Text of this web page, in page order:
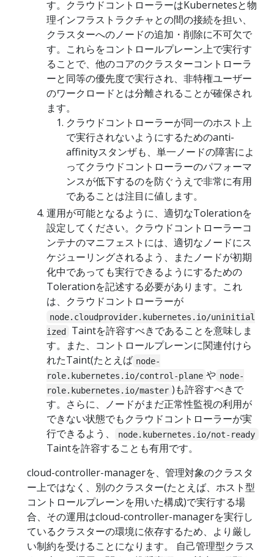
す。クラウドコントローラーはKubernetesと物
理インフラストラクチャとの間の接続を担い、
クラスターへのノードの追加・削除に不可欠で
す。これらをコントロールプレーン上で実行す
ることで、他のコアのクラスターコントローラ
ーと同等の優先度で実行され、非特権ユーザー
のワークロードとは分離されることが確保され
ます。
クラウドコントローラーが同一のホスト上
で実行されないようにするためのanti-
affinityスタンザも、単一ノードの障害によ
ってクラウドコントローラーのパフォーマ
ンスが低下するのを防ぐうえで非常に有用
であることは注目に値します。
運用が可能となるように、適切なTolerationを
設定してください。クラウドコントローラーコ
ンテナのマニフェストには、適切なノードにス
ケジューリングされるよう、またノードが初期
化中であっても実行できるようにするための
Tolerationを記述する必要があります。これ
は、クラウドコントローラーが
node.cloudprovider.kubernetes.io/uninitial
ized
Taintを許容すべきであることを意味しま
す。また、コントロールプレーンに関連付けら
れたTaint(たとえば node-
role.kubernetes.io/control-plane や node-
role.kubernetes.io/master )も許容すべきで
す。さらに、ノードがまだ正常性監視の利用が
できない状態でもクラウドコントローラーが実
行できるよう、
node.kubernetes.io/not-ready
Taintを許容することも有用です。
cloud-controller-managerを、管理対象のクラスタ
ー上ではなく、別のクラスター(たとえば、ホスト型
コントロールプレーンを用いた構成)で実行する場
合、その運用はcloud-controller-managerを実行し
ているクラスターの環境に依存するため、より厳し
い制約を受けることになります。 自己管理型クラス